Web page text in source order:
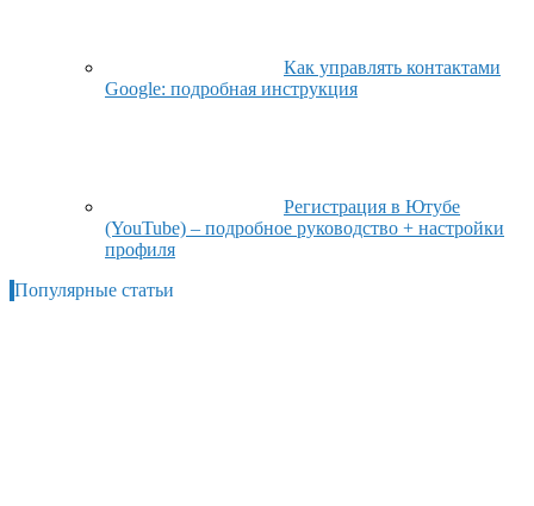
Как управлять контактами
Google: подробная инструкция
Регистрация в Ютубе
(YouTube) – подробное руководство + настройки
профиля
Популярные статьи